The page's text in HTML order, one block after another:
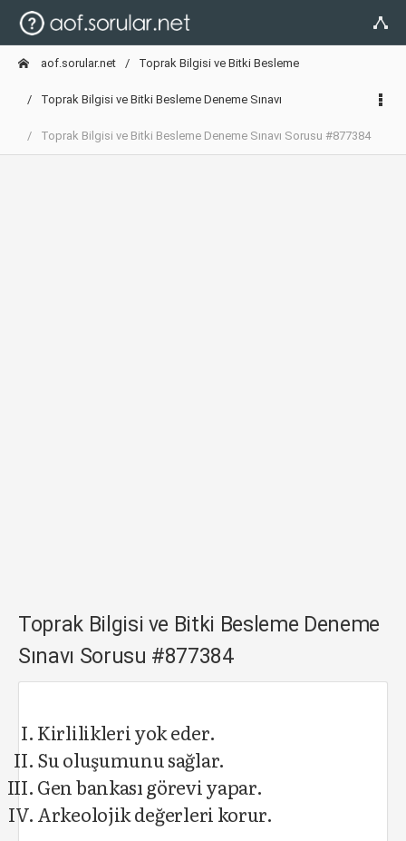
aof.sorular.net Toprak Bilgisi ve Bitki Besleme
Toprak Bilgisi ve Bitki Besleme Deneme Sınavı
Toprak Bilgisi ve Bitki Besleme Deneme Sınavı Sorusu #877384
Toprak Bilgisi ve Bitki Besleme Deneme
Sınavı Sorusu #877384
Kirlilikleri yok eder.
Su oluşumunu sağlar.
Gen bankası görevi yapar.
Arkeolojik değerleri korur.